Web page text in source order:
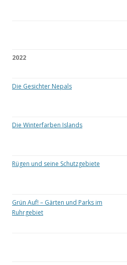
2022
Die Gesichter Nepals
Die Winterfarben Islands
Rügen und seine Schutzgebiete
Grün Auf! – Gärten und Parks im
Ruhrgebiet